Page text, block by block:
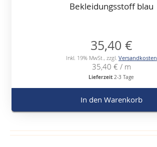
Bekleidungsstoff blau
35,40 €
Inkl. 19% MwSt., zzgl. Versandkosten
35,40 € / m
Lieferzeit 2-3 Tage
In den Warenkorb